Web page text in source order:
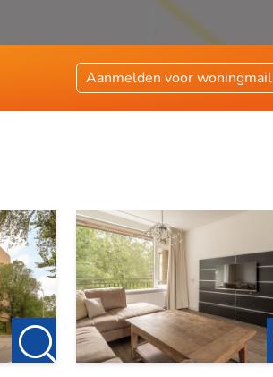
Aanmelden voor woningmail